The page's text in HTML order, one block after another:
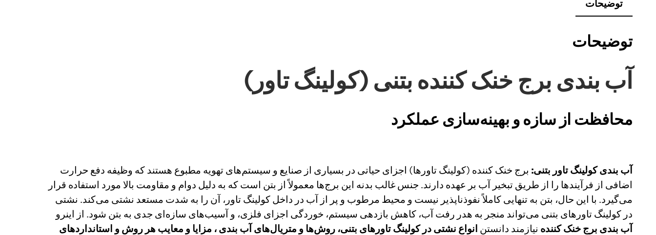
توضیحات
توضیحات
آب بندی برج خنک کننده بتنی (کولینگ تاور)
محافظت از سازه و بهینه‌سازی عملکرد
آب بندی کولینگ تاور بتنی: برج خنک کننده (کولینگ تاورها) اجزای حیاتی در بسیاری از صنایع و سیستم‌های تهویه مطبوع هستند که وظیفه دفع حرارت
اضافی از فرآیندها را از طریق تبخیر آب بر عهده دارند. جنس غالب بدنه این برج‌ها معمولاً از بتن است که به دلیل دوام و مقاومت بالا مورد استفاده قرار
می‌گیرد. با این حال، بتن به تنهایی کاملاً نفوذناپذیر نیست و محیط مرطوب و پر از آب در داخل کولینگ تاور، آن را به شدت مستعد نشتی می‌کند. نشتی
در کولینگ تاورهای بتنی می‌تواند منجر به هدر رفت آب، کاهش بازدهی سیستم، خوردگی اجزای فلزی، و آسیب‌های سازه‌ای جدی به بتن شود. از اینرو
آب بندی برج خنک کننده نیازمند دانستن انواع نشتی در کولینگ تاورهای بتنی، روش‌ها و متریال‌های آب بندی ، مزایا و معایب هر روش و استانداردهای